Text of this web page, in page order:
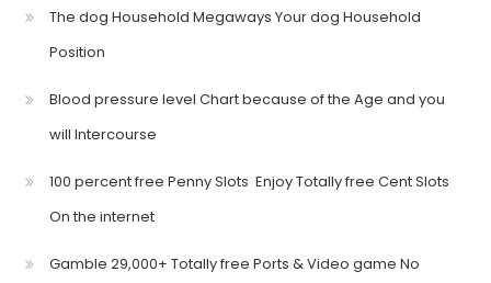
The dog Household Megaways Your dog Household
Position
Blood pressure level Chart because of the Age and you
will Intercourse
100 percent free Penny Slots ️ Enjoy Totally free Cent Slots
On the internet
Gamble 29,000+ Totally free Ports & Video game No